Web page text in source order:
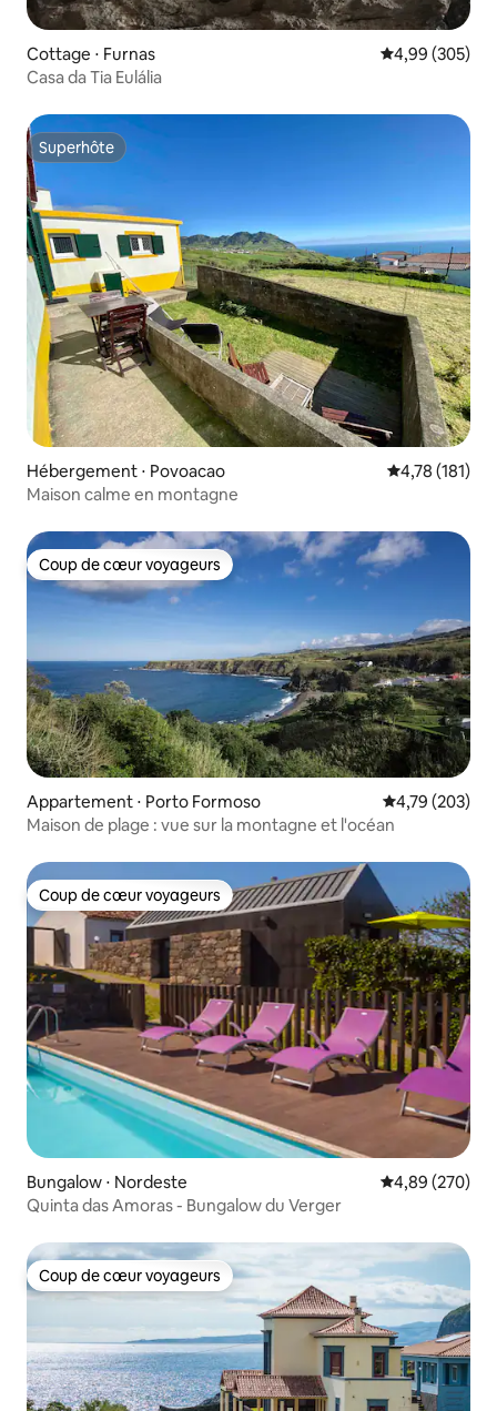
Cottage ⋅ Furnas Évaluation
4,99 (305)
Casa da Tia Eulália
Superhôte
Superhôte
Hébergement ⋅ Povoacao Évaluation
4,78 (181)
Maison calme en montagne
Coup de cœur voyageurs
Coup de cœur voyageurs
Appartement ⋅ Porto Formoso Évaluation
4,79 (203)
Maison de plage : vue sur la montagne et l'océan
Coup de cœur voyageurs
Coup de cœur voyageurs
Bungalow ⋅ Nordeste Évaluation
4,89 (270)
Quinta das Amoras - Bungalow du Verger
Coup de cœur voyageurs
Coup de cœur voyageurs